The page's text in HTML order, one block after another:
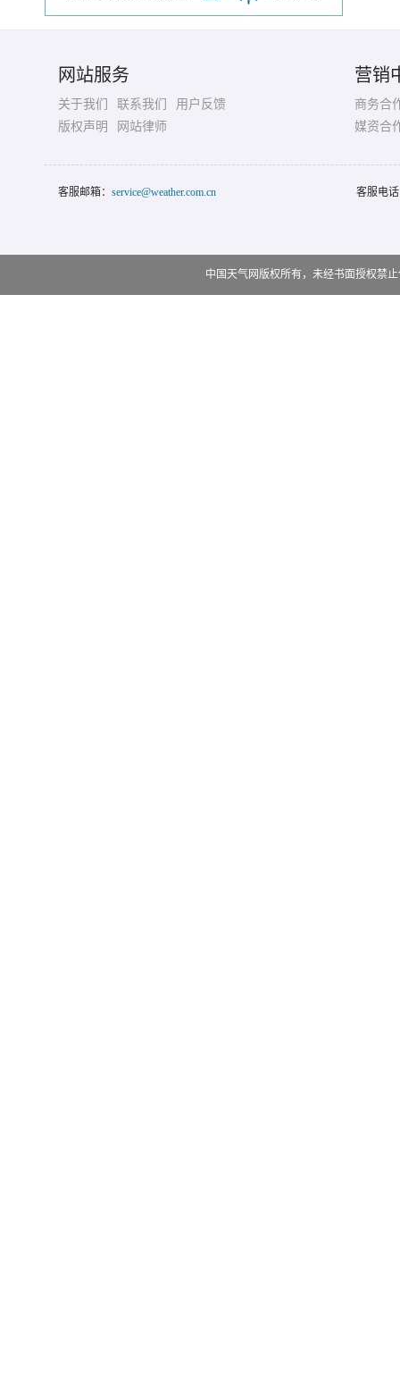
网站服务
关于我们 联系我们
用户反馈
版权声明
网站律师
营销
商务合
媒资合
客服邮箱： service@weather.com.cn 客服电
中国天气网版权所有，未经书面授权